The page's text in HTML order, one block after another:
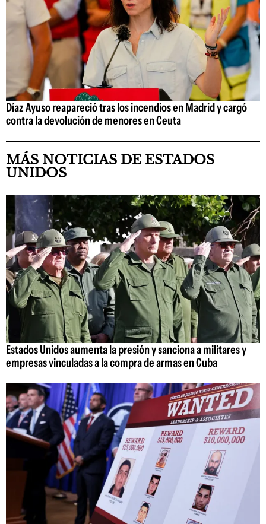
Díaz Ayuso reapareció tras los incendios en Madrid y cargó
contra la devolución de menores en Ceuta
MÁS NOTICIAS DE ESTADOS
UNIDOS
Estados Unidos aumenta la presión y sanciona a militares y
empresas vinculadas a la compra de armas en Cuba